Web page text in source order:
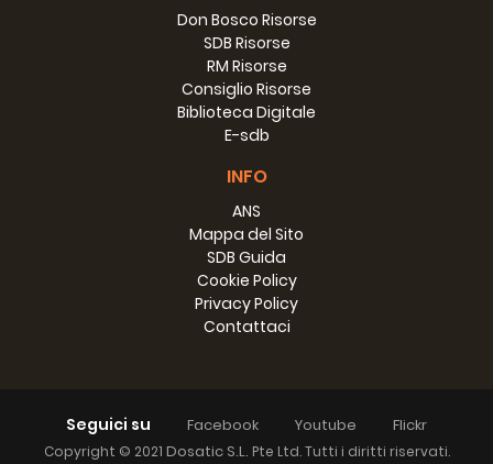
Don Bosco Risorse
SDB Risorse
RM Risorse
Consiglio Risorse
Biblioteca Digitale
E-sdb
INFO
ANS
Mappa del Sito
SDB Guida
Cookie Policy
Privacy Policy
Contattaci
Seguici su Facebook Youtube Flickr
Copyright © 2021 Dosatic S.L. Pte Ltd. Tutti i diritti riservati.